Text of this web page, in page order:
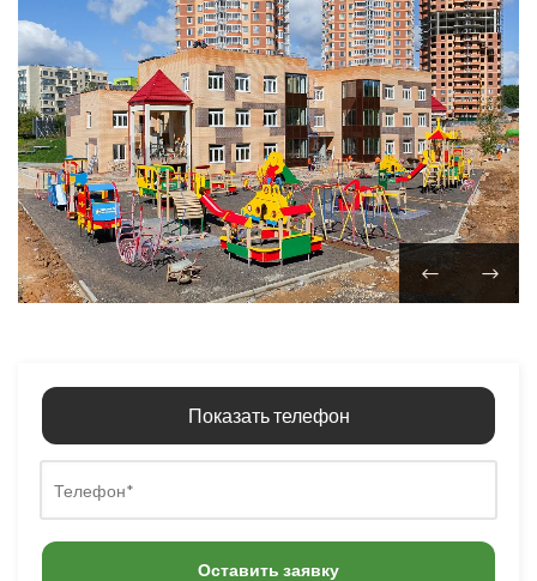
Показать телефон
Оставить заявку